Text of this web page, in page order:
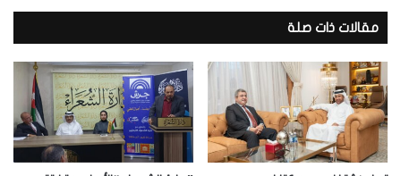
ي
د
ك
ا
ل
إ
ل
ت
مقالات ذات صلة